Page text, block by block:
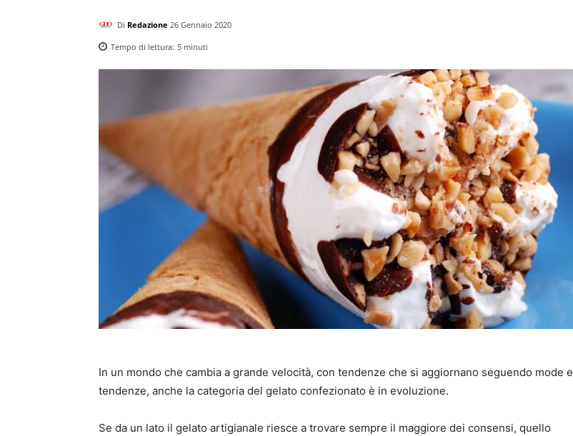
Di Redazione 26 Gennaio 2020
Tempo di lettura: 5 minuti
In un mondo che cambia a grande velocità, con tendenze che si aggiornano seguendo mode e
tendenze, anche la categoria del gelato confezionato è in evoluzione.
Se da un lato il gelato artigianale riesce a trovare sempre il maggiore dei consensi, quello